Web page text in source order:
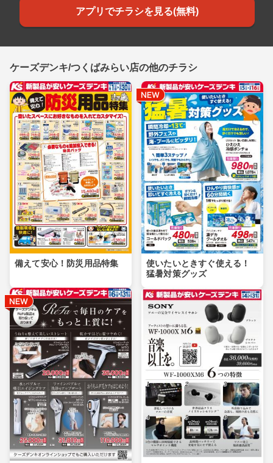
アプリでチラシを見る(無料)
ケーズデンキ/つくばみらい店の他のチラシ
備えて安心！防災用品特集
使いたいときすぐ使える！
猛暑対策グッズ